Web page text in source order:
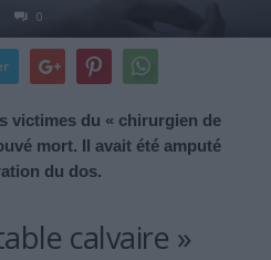
0
victimes du « chirurgien de
mort. Il avait été amputé
du dos.
calvaire »